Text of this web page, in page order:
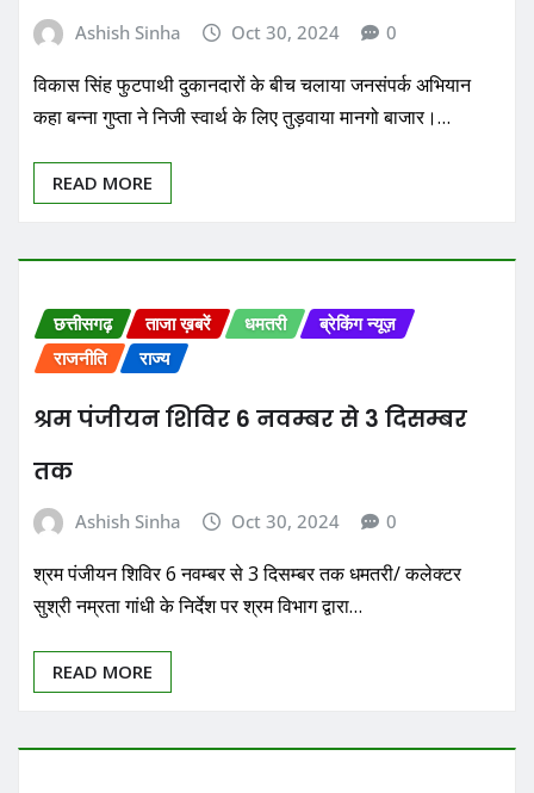
Ashish Sinha Oct 30, 2024 0
विकास सिंह फुटपाथी दुकानदारों के बीच चलाया जनसंपर्क अभियान
कहा बन्ना गुप्ता ने निजी स्वार्थ के लिए तुड़वाया मानगो बाजार।…
READ MORE
छत्तीसगढ़ ताजा ख़बरें धमतरी
ब्रेकिंग न्यूज़
राजनीति
राज्य
श्रम पंजीयन शिविर 6 नवम्बर से 3 दिसम्बर
तक
Ashish Sinha Oct 30, 2024 0
श्रम पंजीयन शिविर 6 नवम्बर से 3 दिसम्बर तक धमतरी/ कलेक्टर
सुश्री नम्रता गांधी के निर्देश पर श्रम विभाग द्वारा…
READ MORE